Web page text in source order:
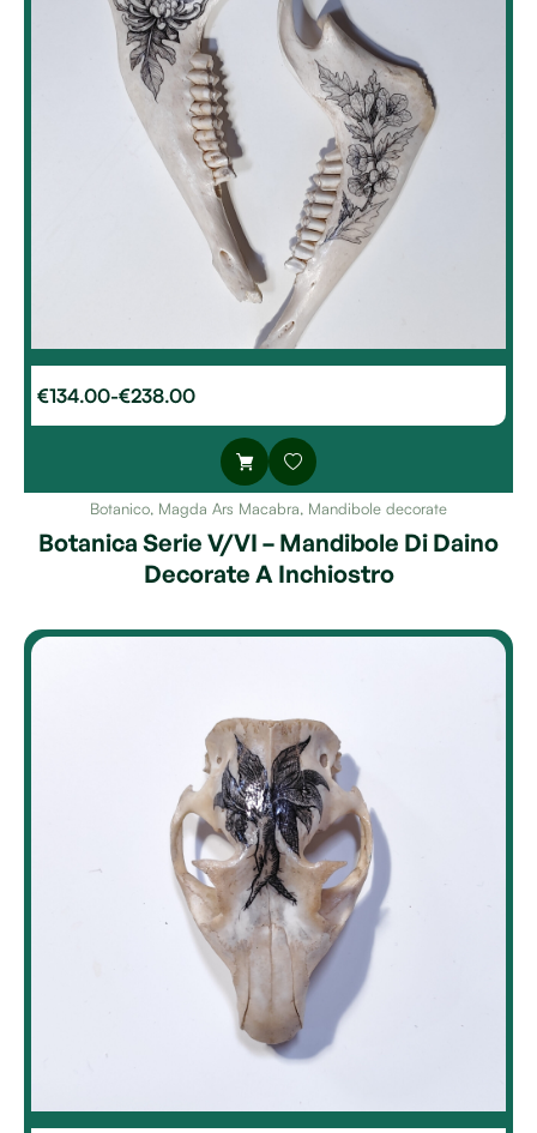
€134.00-€238.00
Botanico, Magda Ars Macabra, Mandibole decorate
Botanica Serie V/VI – Mandibole Di Daino
Decorate A Inchiostro